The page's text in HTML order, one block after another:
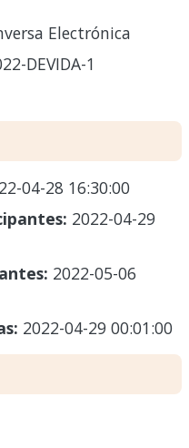
Electrónica
DEVIDA-1
04-28 16:30:00
2022-04-29
2022-05-06
2022-04-29 00:01:00